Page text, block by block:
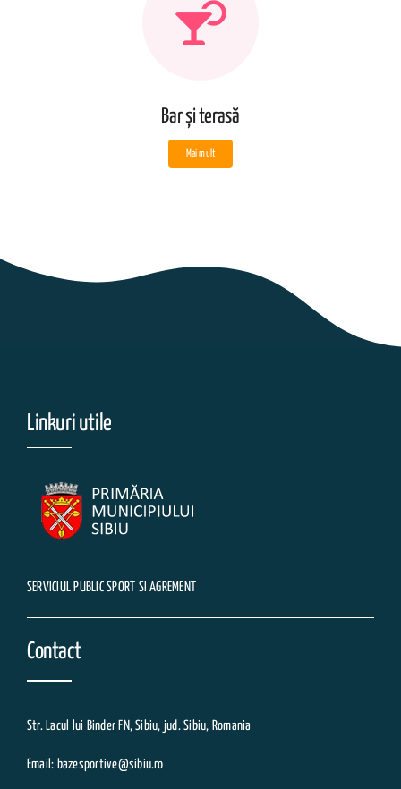
Bar și terasă
Mai mult
Linkuri utile
SERVICIUL PUBLIC SPORT SI AGREMENT
Contact
Str. Lacul lui Binder FN, Sibiu, jud. Sibiu, Romania
Email: bazesportive@sibiu.ro